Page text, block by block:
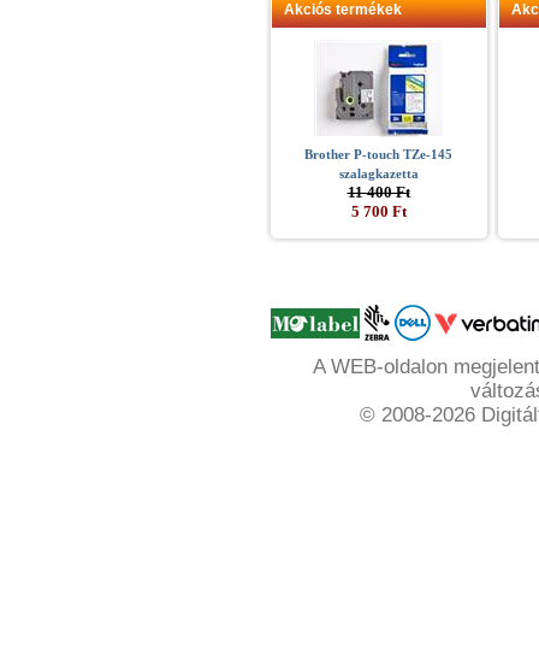
Akciós termékek
Brother P-touch TZe-145
szalagkazetta
11 400 Ft
5 700 Ft
A WEB-oldalon
© 2008-2026